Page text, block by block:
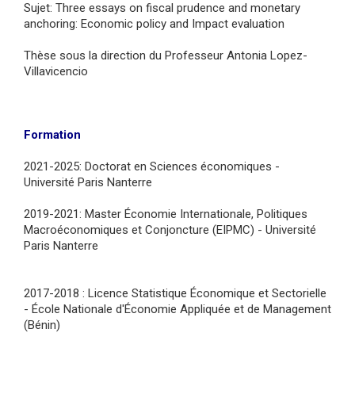
Sujet: Three essays on fiscal prudence and monetary
anchoring: Economic policy and Impact evaluation
Thèse sous la direction du Professeur Antonia Lopez-
Villavicencio
Formation
2021-2025: Doctorat en Sciences économiques -
Université Paris Nanterre
2019-2021: Master Économie Internationale, Politiques
Macroéconomiques et Conjoncture (EIPMC) - Université
Paris Nanterre
2017-2018 : Licence Statistique Économique et Sectorielle
- École Nationale d'Économie Appliquée et de Management
(Bénin)